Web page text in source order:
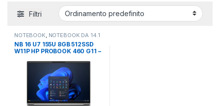
Filtri
NOTEBOOK, NOTEBOOK DA 14.1
A 17.3, NOTEBOOK ULTRABOOK
TABLET
NB 16 U7 155U 8GB 512SSD
W11P HP PROBOOK 460 G11 –